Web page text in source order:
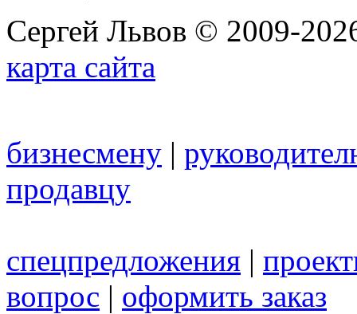
Сергей Львов © 2009-
карта сайта
бизнесмену |
продавцу
спецпредложения |
вопрос | оформить заказ